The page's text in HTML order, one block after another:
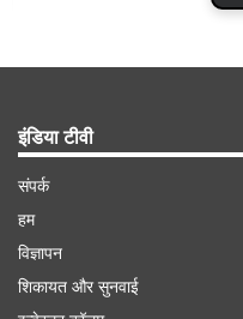
इंडिया टीवी
संपर्क
हम
विज्ञापन
शिकायत और सुनवाई